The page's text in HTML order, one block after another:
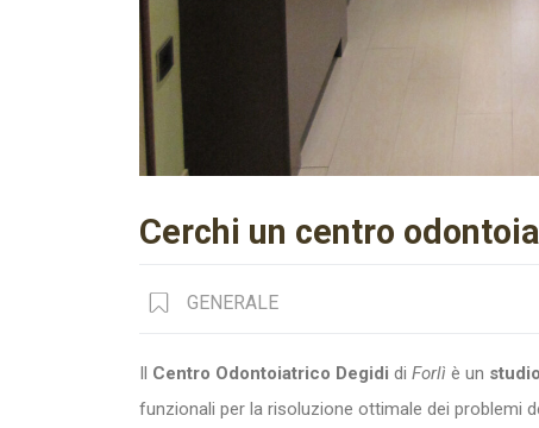
Cerchi un centro
GENERALE
Il Centro Odontoiatrico Degidi di Forlì è un
funzionali per la risoluzione ottimale dei problemi